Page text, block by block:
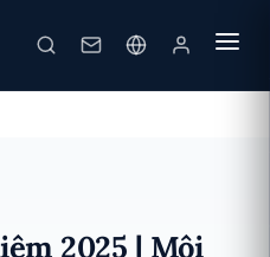
01/2025
2025 | Môi